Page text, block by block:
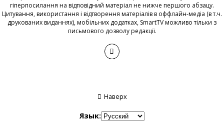
гіперпосилання на відповідний матеріал не нижче першого абзацу.
Цитування, використання і відтворення матеріалів в оффлайн-медіа (в т.ч.
друкованих виданнях), мобільних додатках, SmartTV можливо тільки з
письмового дозволу редакції.
Наверх
Язык: